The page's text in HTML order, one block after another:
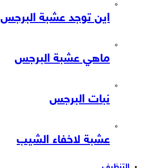
اين توجد عشبة البرجس
ماهي عشبة البرجس
نبات البرجس
عشبة لاخفاء الشيب